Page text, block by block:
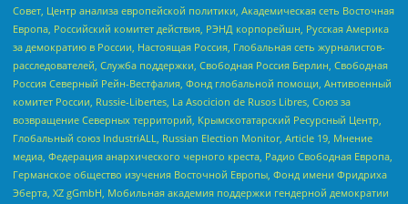
Совет, Центр анализа европейской политики, Академическая сеть Восточная
Европа, Российский комитет действия, РЭНД корпорейшн, Русская Америка
за демократию в России, Настоящая Россия, Глобальная сеть журналистов-
расследователей, Служба поддержки, Свободная Россия Берлин, Свободная
Россия Северный Рейн-Вестфалия, Фонд глобальной помощи, Антивоенный
комитет России, Russie-Libertes, La Asocicion de Rusos Libres, Союз за
возвращение Северных территорий, Крымскотатарский Ресурсный Центр,
Глобальный союз IndustriALL, Russian Election Monitor, Article 19, Мнение
медиа, Федерация анархического черного креста, Радио Свободная Европа,
Германское общество изучения Восточной Европы, Фонд имени Фридриха
Эберта, XZ gGmbH, Мобильная академия поддержки гендерной демократии